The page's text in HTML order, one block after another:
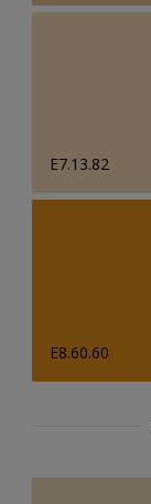
E7.13.82
E8.60.60